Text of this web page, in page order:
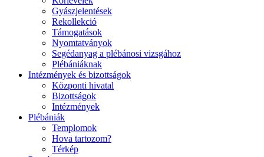
Gyászjelentések
Rekollekció
Támogatások
Nyomtatványok
Segédanyag a plébánosi vizsgához
Plébániáknak
Intézmények és bizottságok
Központi hivatal
Bizottságok
Intézmények
Plébániák
Templomok
Hova tartozom?
Térkép